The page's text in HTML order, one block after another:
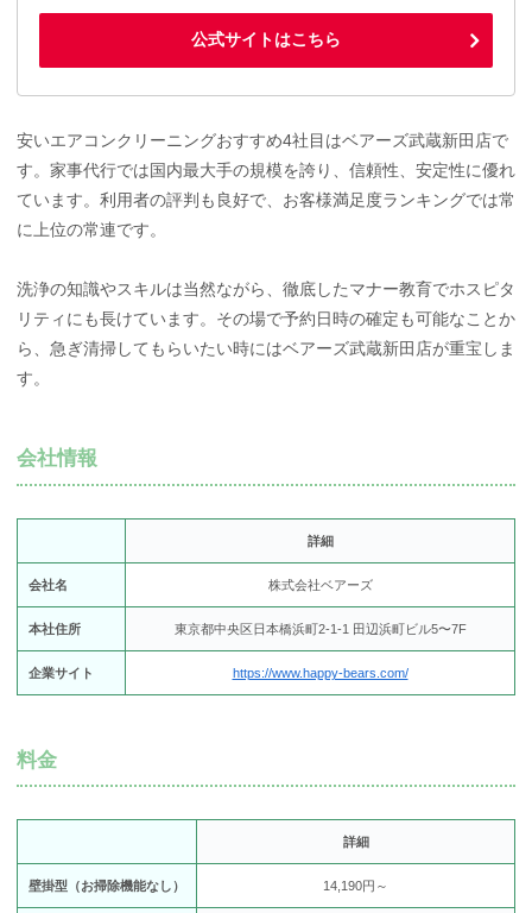
公式サイトはこちら
安いエアコンクリーニングおすすめ4社目はベアーズ武蔵新田店で
す。家事代行では国内最大手の規模を誇り、信頼性、安定性に優れ
ています。利用者の評判も良好で、お客様満足度ランキングでは常
に上位の常連です。
洗浄の知識やスキルは当然ながら、徹底したマナー教育でホスピタ
リティにも長けています。その場で予約日時の確定も可能なことか
ら、急ぎ清掃してもらいたい時にはベアーズ武蔵新田店が重宝しま
す。
会社情報
詳細
会社名 株式会社ベアーズ
本社住所 東京都中央区日本橋浜町2-1-1 田辺浜町ビル5〜7F
企業サイト https://www.happy-bears.com/
料金
詳細
壁掛型（お掃除機能なし） 14,190円～